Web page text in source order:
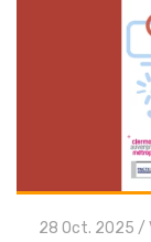
28 Oct. 2025 /